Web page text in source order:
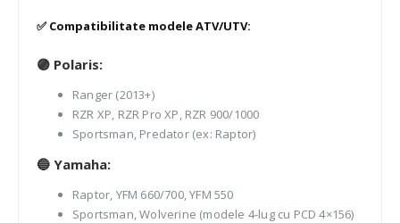
✅ Compatibilitate modele ATV/UTV:
🟣 Polaris:
Ranger (2013+)
RZR XP, RZR Pro XP, RZR 900/1000
Sportsman, Predator (ex: Raptor)
🔵 Yamaha:
Raptor, YFM 660/700, YFM 550
Sportsman, Wolverine (modele 4‑lug cu PCD 4×156)